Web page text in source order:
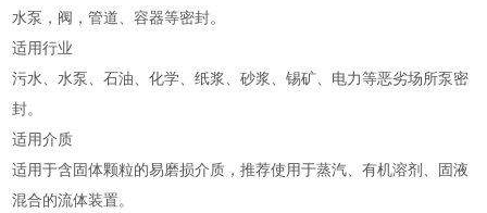
水泵，阀，管道、容器等密封。
适用行业
污水、水泵、石油、化学、纸浆、砂浆、锡矿、电力等恶劣场所泵密
封。
适用介质
适用于含固体颗粒的易磨损介质，推荐使用于蒸汽、有机溶剂、固液
混合的流体装置。